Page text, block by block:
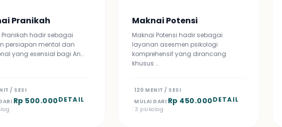
Pranikah
Pranikah hadir sebagai
persiapan mental dan
yang esensial bagi An…
/ SESI
Rp 500.000DETAIL
Maknai Potensi
Maknai Potensi hadir sebagai
layanan asesmen psikologi
komprehensif yang dirancang
khusus …
120 MENIT / SESI
MULAI DARI Rp 450.000
· 3 psikolog
DETAIL